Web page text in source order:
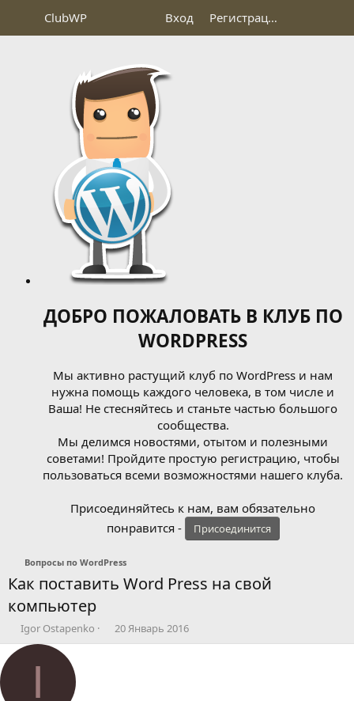
ClubWP Вход Регистрация
ДОБРО ПОЖАЛОВАТЬ В КЛУБ ПО
WORDPRESS
Мы активно растущий клуб по WordPress и нам
нужна помощь каждого человека, в том числе и
Ваша! Не стесняйтесь и станьте частью большого
сообщества.
Мы делимся новостями, отытом и полезными
советами! Пройдите простую регистрацию, чтобы
пользоваться всеми возможностями нашего клуба.
Присоединяйтесь к нам, вам обязательно
понравится -
Присоединится
Вопросы по WordPress
Как поставить Word Press на свой
компьютер
А
в
Igor Ostapenko
Д
а
20 Январь 2016
I